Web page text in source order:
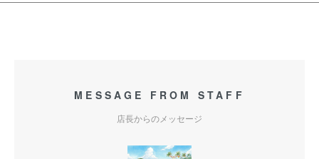
MESSAGE FROM STAFF
店長からのメッセージ